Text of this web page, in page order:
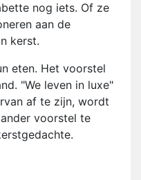
nog iets. Of ze
aan de
kerst.
eten. Het voorstel
"We leven in luxe"
af te zijn, wordt
voorstel te